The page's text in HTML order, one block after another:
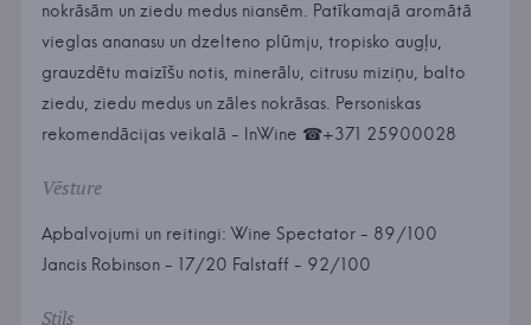
nokrāsām un ziedu medus niansēm. Patīkamajā aromātā
vieglas ananasu un dzelteno plūmju, tropisko augļu,
grauzdētu maizīšu notis, minerālu, citrusu miziņu, balto
ziedu, ziedu medus un zāles nokrāsas. Personiskas
rekomendācijas veikalā - InWine ☎+371 25900028
Vēsture
Apbalvojumi un reitingi: Wine Spectator - 89/100
Jancis Robinson - 17/20 Falstaff - 92/100
Stils